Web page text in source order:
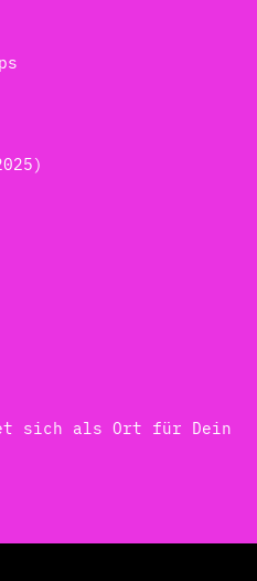
sich als Ort für Dein